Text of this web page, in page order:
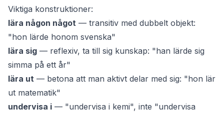
Viktiga konstruktioner:
lära någon något — transitiv med dubbelt objekt:
"hon lärde honom svenska"
lära sig — reflexiv, ta till sig kunskap: "han lärde sig
simma på ett år"
lära ut — betona att man aktivt delar med sig: "hon lär
ut matematik"
undervisa i — "undervisa i kemi", inte "undervisa